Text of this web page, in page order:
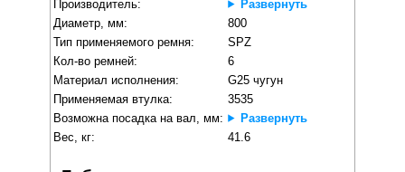
Производитель:
Развернуть
Диаметр, мм:
800
Тип применяемого ремня:
SPZ
Кол-во ремней:
6
Материал исполнения:
G25 чугун
Применяемая втулка:
3535
Возможна посадка на вал, мм:
Развернуть
Вес, кг:
41.6